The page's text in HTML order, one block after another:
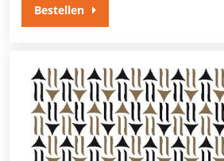
Bestellen